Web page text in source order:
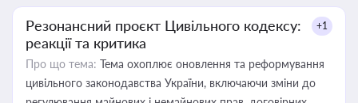
Резонансний проєкт Цивільного кодексу:
реакції та критика
+1
Про що тема: Тема охоплює оновлення та реформування
цивільного законодавства України, включаючи зміни до